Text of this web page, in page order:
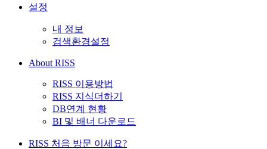
설정
내 정보
검색환경설정
About RISS
RISS 이용방법
RISS 지식더하기
DB연계 현황
BI 및 배너 다운로드
RISS 처음 방문 이세요?